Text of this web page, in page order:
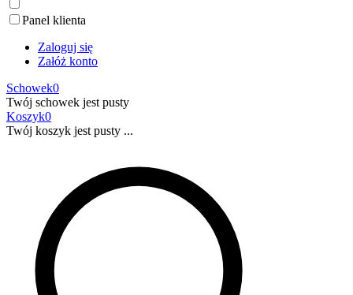
Panel klienta
Zaloguj się
Załóż konto
Schowek0
Twój schowek jest pusty
Koszyk0
Twój koszyk jest pusty ...